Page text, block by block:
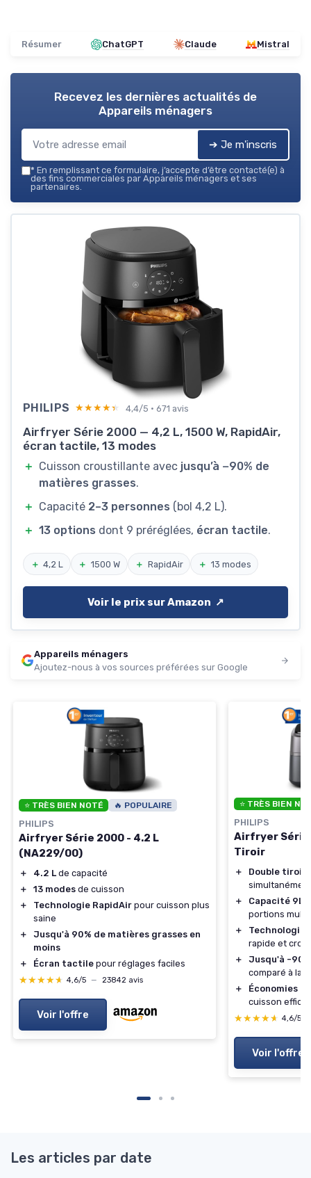
Résumer ChatGPT Claude Mistral
Recevez les dernières actualités de
Appareils ménagers
➔ Je m'inscris
* En remplissant ce formulaire, j’accepte d’être contacté(e) à
des fins commerciales par Appareils ménagers et ses
partenaires.
PHILIPS ★★★★★
★★★★★ 4,4/5 · 671 avis
Airfryer Série 2000 — 4,2 L, 1500 W, RapidAir,
écran tactile, 13 modes
＋ Cuisson croustillante avec jusqu’à −90% de
matières grasses.
＋ Capacité 2–3 personnes (bol 4,2 L).
＋ 13 options dont 9 préréglées, écran tactile.
＋ 4,2 L ＋ 1500 W ＋ RapidAir ＋ 13 modes
Voir le prix sur Amazon ↗️
Appareils ménagers
Ajoutez-nous à vos sources préférées sur Google
⭐ TRÈS BIEN NOTÉ 🔥 POPULAIRE
PHILIPS
Airfryer Série 2000 - 4.2 L
(NA229/00)
＋ 4.2 L de capacité
＋
13 modes de cuisson
＋
Technologie RapidAir pour cuisson plus
saine
＋
Jusqu'à 90% de matières grasses en
moins
＋
Écran tactile pour réglages faciles
★★★★★
★★★★★ 4,6/5 — 23842 avis
Voir l'offre
⭐ TRÈS BIEN
PHILIPS
Airfryer Série
Tiroir
＋ Double tiroir
＋
Capacité 9L
portions
＋
Technologie
rapide et
＋
Jusqu'à -
comparé à la
＋
Économies
cuisson
★★★★★
★★★★★ 4,6/5
Voir l'offre
Les articles par date